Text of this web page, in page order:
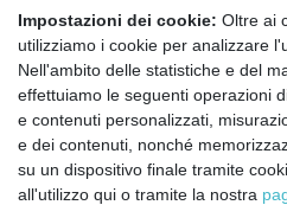
Annullare l'ordine
Notizie sui materiali
Montessori.
Informazioni settimanali
Confermo di aver preso visione della:
in qualsiasi momento.
Impostazioni dei cookie: Oltre ai
utilizziamo i cookie per analizzare
Nell'ambito delle statistiche e del
effettuiamo le seguenti operazioni
e contenuti personalizzati,
e dei contenuti, nonché
su un dispositivo finale tramite
all'utilizzo qui o tramite la nostra